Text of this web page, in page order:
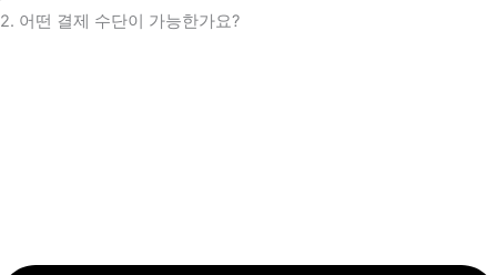
2. 어떤 결제 수단이 가능한가요?